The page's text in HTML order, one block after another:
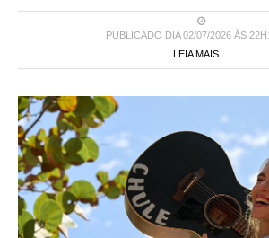
PUBLICADO DIA 02/07/2026 ÀS
LEIA MAIS ...